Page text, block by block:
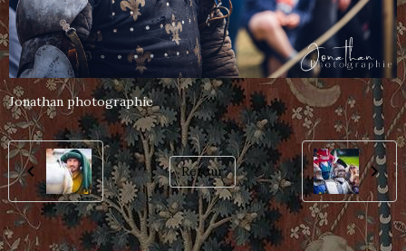
Jonathan photographie
Retour